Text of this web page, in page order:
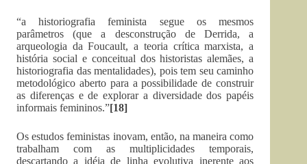
“a historiografia feminista segue os mesmos
parâmetros (que a desconstrução de Derrida, a
arqueologia da Foucault, a teoria crítica marxista, a
história social e conceitual dos historistas alemães, a
historiografia das mentalidades), pois tem seu caminho
metodológico aberto para a possibilidade de construir
as diferenças e de explorar a diversidade dos papéis
informais femininos.”[18]
Os estudos feministas inovam, então, na maneira como
trabalham com as multiplicidades temporais,
descartando a idéia de linha evolutiva inerente aos